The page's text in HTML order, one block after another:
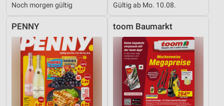
Noch morgen gültig Gültig ab Mo. 10.08.
PENNY toom Baumarkt